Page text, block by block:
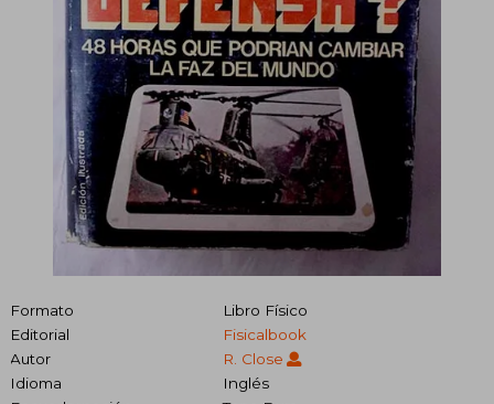
Formato
Libro Físico
Editorial
Fisicalbook
Autor
R. Close
Idioma
Inglés